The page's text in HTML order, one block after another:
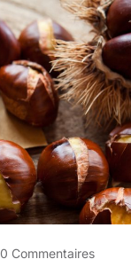
0 Commentaires